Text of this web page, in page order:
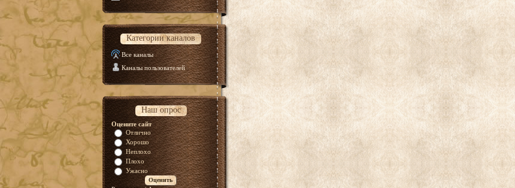
Категории каналов
Все каналы
Каналы пользователей
Наш опрос
Оцените сайт
Отлично
Хорошо
Неплохо
Плохо
Ужасно